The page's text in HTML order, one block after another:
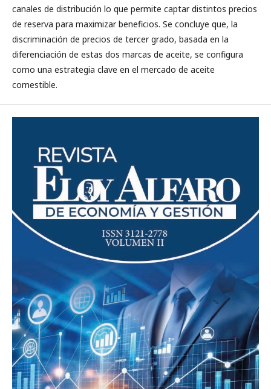
canales de distribución lo que permite captar distintos precios
de reserva para maximizar beneficios. Se concluye que, la
discriminación de precios de tercer grado, basada en la
diferenciación de estas dos marcas de aceite, se configura
como una estrategia clave en el mercado de aceite
comestible.